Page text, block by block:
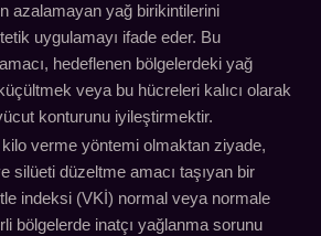
azalamayan yağ birikintilerini
uygulamayı ifade eder. Bu
hedeflenen bölgelerdeki yağ
veya bu hücreleri kalıcı olarak
konturunu iyileştirmektir.
verme yöntemi olmaktan ziyade,
silüeti düzeltme amacı taşıyan bir
indeksi (VKİ) normal veya normale
bölgelerde inatçı yağlanma sorunu